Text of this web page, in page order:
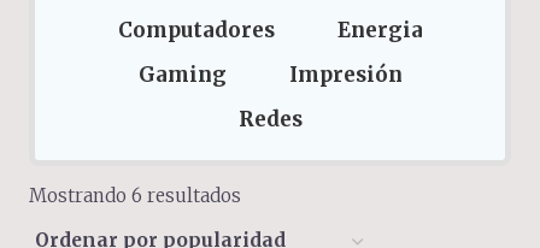
Computadores
Energia
Gaming
Impresión
Redes
Mostrando 6 resultados
by